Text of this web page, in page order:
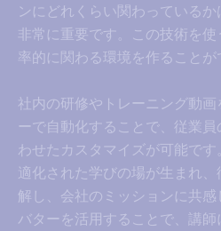
ンにどれくらい関わっている
非常に重要です。この技術を
率的に関わる環境を作ることが
社内の研修やトレーニング動
ーで自動化することで、従業
わせたカスタマイズが可能で
適化された学びの場が生まれ
解し、会社のミッションに共
バターを活用することで、講